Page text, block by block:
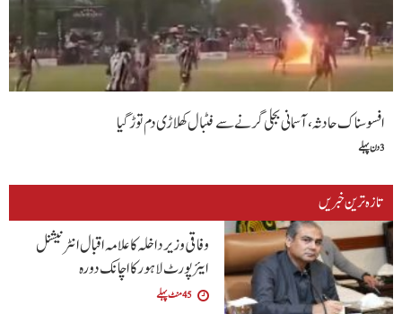
افسوسناک حادثہ، آسمانی بجلی گرنے سے فٹبال کھلاڑی دم توڑ گیا
3 دن پہلے
تازہ ترین خبریں
وفاقی وزیر داخلہ کا علامہ اقبال انٹرنیشنل
ایئرپورٹ لاہور کا اچانک دورہ
45 منٹ پہلے